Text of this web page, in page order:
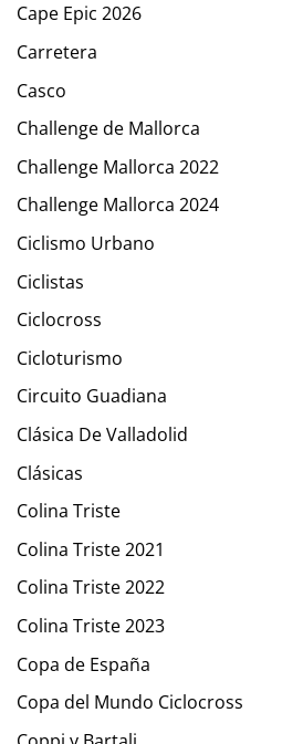
Cape Epic 2026
Carretera
Casco
Challenge de Mallorca
Challenge Mallorca 2022
Challenge Mallorca 2024
Ciclismo Urbano
Ciclistas
Ciclocross
Cicloturismo
Circuito Guadiana
Clásica De Valladolid
Clásicas
Colina Triste
Colina Triste 2021
Colina Triste 2022
Colina Triste 2023
Copa de España
Copa del Mundo Ciclocross